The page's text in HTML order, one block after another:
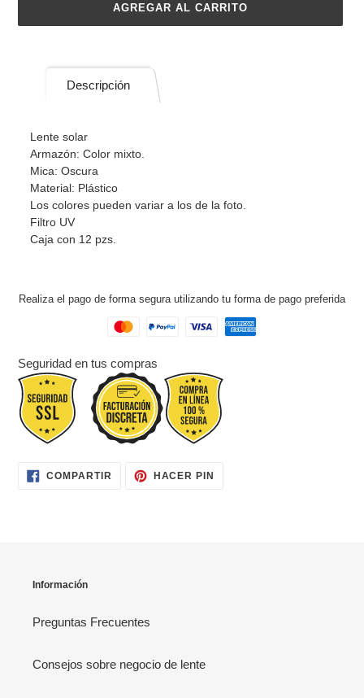
AGREGAR AL CARRITO
carrito
compra
Descripción
Lente solar
Armazón: Color mixto.
Mica: Oscura
Material: Plástico
Los colores pueden variar a los de la foto.
Filtro UV
Caja con 12 pzs.
Realiza el pago de forma segura utilizando tu forma de pago preferida
Seguridad en tus compras
COMPARTIR COMPARTIRHACER PIN
Información
Preguntas Frecuentes
Consejos sobre negocio de lente